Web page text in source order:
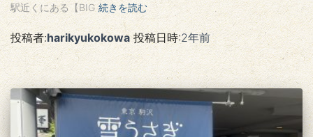
駅近くにある【BIG 続きを読む
投稿者:harikyukokowa投稿日時:2年前